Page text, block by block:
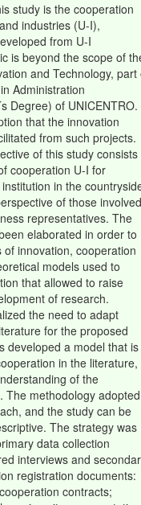
study is the cooperation
industries (U-I),
from U-I
is beyond the scope of
and Technology, part
Administration
Degree) of UNICENTRO.
that the innovation
from such projects.
of this study consists
cooperation U-I for
in the
of those
representatives. The
elaborated in order to
innovation, cooperation
models used to
that allowed to raise
of research.
the need to adapt
for the proposed
developed a model that is
in the literature,
of the
The methodology adopted
and the study can be
The strategy was
data collection
interviews and
registration documents:
contracts;